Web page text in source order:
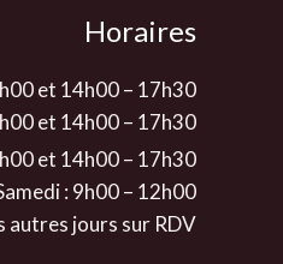
Horaires
et 14h00 – 17h30
et 14h00 – 17h30
et 14h00 – 17h30
: 9h00 – 12h00
autres jours sur RDV